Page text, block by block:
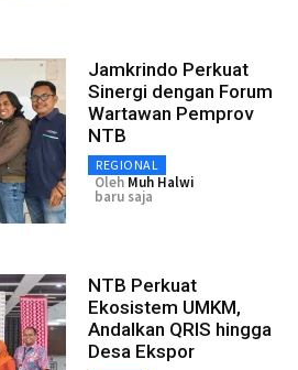
Jamkrindo Perkuat
Sinergi dengan Forum
Wartawan Pemprov
NTB
REGIONAL
Oleh Muh Halwi
baru saja
NTB Perkuat
Ekosistem UMKM,
Andalkan QRIS hingga
Desa Ekspor